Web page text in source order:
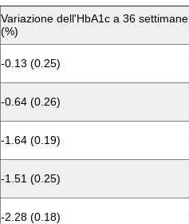
Variazione dell'HbA1c a 36 settimane
(%)
-0.13 (0.25)
-0.64 (0.26)
-1.64 (0.19)
-1.51 (0.25)
-2.28 (0.18)